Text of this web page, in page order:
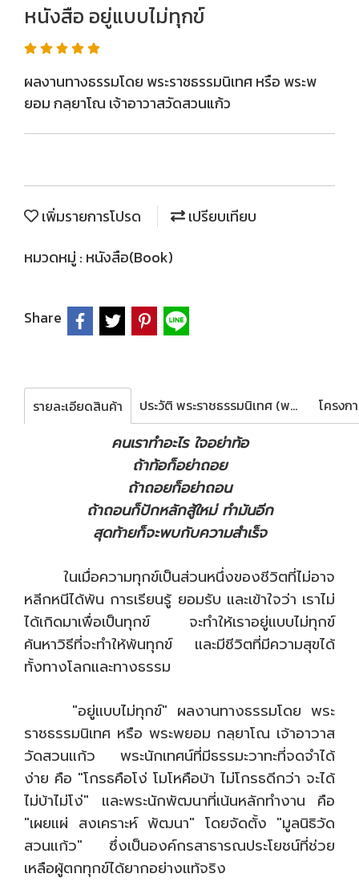
หนังสือ อยู่แบบไม่ทุกข์
ผลงานทางธรรมโดย พระราชธรรมนิเทศ หรือ พระพ
ยอม กลฺยาโณ เจ้าอาวาสวัดสวนแก้ว
เพิ่มรายการโปรด
เปรียบเทียบ
หมวดหมู่ : หนังสือ(Book)
Share
รายละเอียดสินค้า ประวัติ พระราชธรรมนิเทศ (พระพยอม กลฺยาโณ)
คนเราทำอะไร ใจอย่าท้อ
ถ้าท้อก็อย่าถอย
ถ้าถอยก็อย่าถอน
ถ้าถอนก็ปักหลักสู้ใหม่ ทำมันอีก
สุดท้ายก็จะพบกับความสำเร็จ
ในเมื่อความทุกข์เป็นส่วนหนึ่งของชีวิตที่ไม่อาจ
หลีกหนีได้พ้น การเรียนรู้ ยอมรับ และเข้าใจว่า เราไม่
ได้เกิดมาเพื่อเป็นทุกข์ จะทำให้เราอยู่แบบไม่ทุกข์
ค้นหาวิธีที่จะทำให้พ้นทุกข์ และมีชีวิตที่มีความสุขได้
ทั้งทางโลกและทางธรรม
"อยู่แบบไม่ทุกข์" ผลงานทางธรรมโดย พระ
ราชธรรมนิเทศ หรือ พระพยอม กลฺยาโณ เจ้าอาวาส
วัดสวนแก้ว พระนักเทศน์ที่มีธรรมะวาทะที่จดจำได้
ง่าย คือ "โกรธคือโง่ โมโหคือบ้า ไม่โกรธดีกว่า จะได้
ไม่บ้าไม่โง่" และพระนักพัฒนาที่เน้นหลักทำงาน คือ
"เผยแผ่ สงเคราะห์ พัฒนา" โดยจัดตั้ง "มูลนิธิวัด
สวนแก้ว" ซึ่งเป็นองค์กรสาธารณประโยชน์ที่ช่วย
เหลือผู้ตกทุกข์ได้ยากอย่างแท้จริง